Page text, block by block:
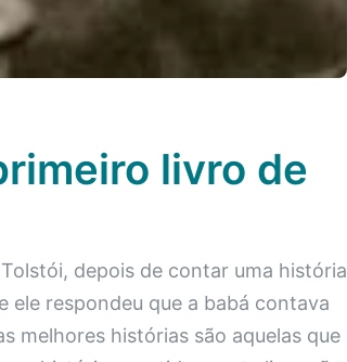
livro de
depois de contar uma história
ele respondeu que a babá contava
melhores histórias são aquelas que